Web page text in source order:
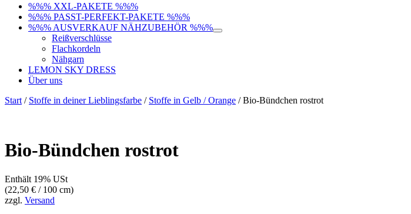
%%% XXL-PAKETE %%%
%%% PASST-PERFEKT-PAKETE %%%
%%% AUSVERKAUF NÄHZUBEHÖR %%%
Reißverschlüsse
Flachkordeln
Nähgarn
LEMON SKY DRESS
Über uns
Start / Stoffe in deiner Lieblingsfarbe / Stoffe in Gelb / Orange / Bio-Bündchen rostrot
Bio-Bündchen rostrot
Enthält 19% USt
(22,50 € / 100 cm)
zzgl. Versand